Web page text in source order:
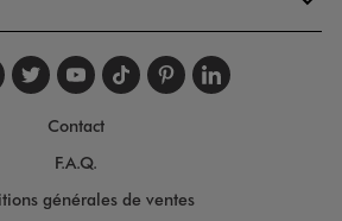
nous sur
nous sur
Suivez-nous sur
Suivez-nous
Suivez-nous
Suivez-
Contact
F.A.Q.
générales de ventes